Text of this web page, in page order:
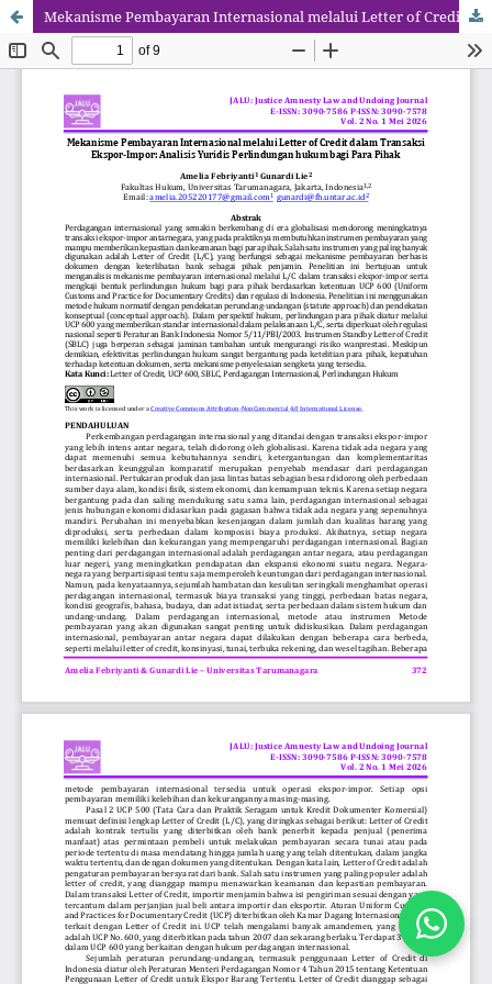
Mekanisme Pembayaran Internasional melalui Letter of Credit dalam Transaksi Ekspor-Impor: Analisis Yuridis Perlindungan hukum bagi Para Pihak